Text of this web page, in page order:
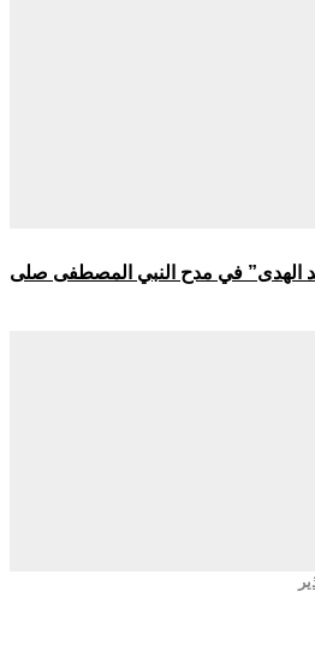
في مدح النبي المصطفى صلى